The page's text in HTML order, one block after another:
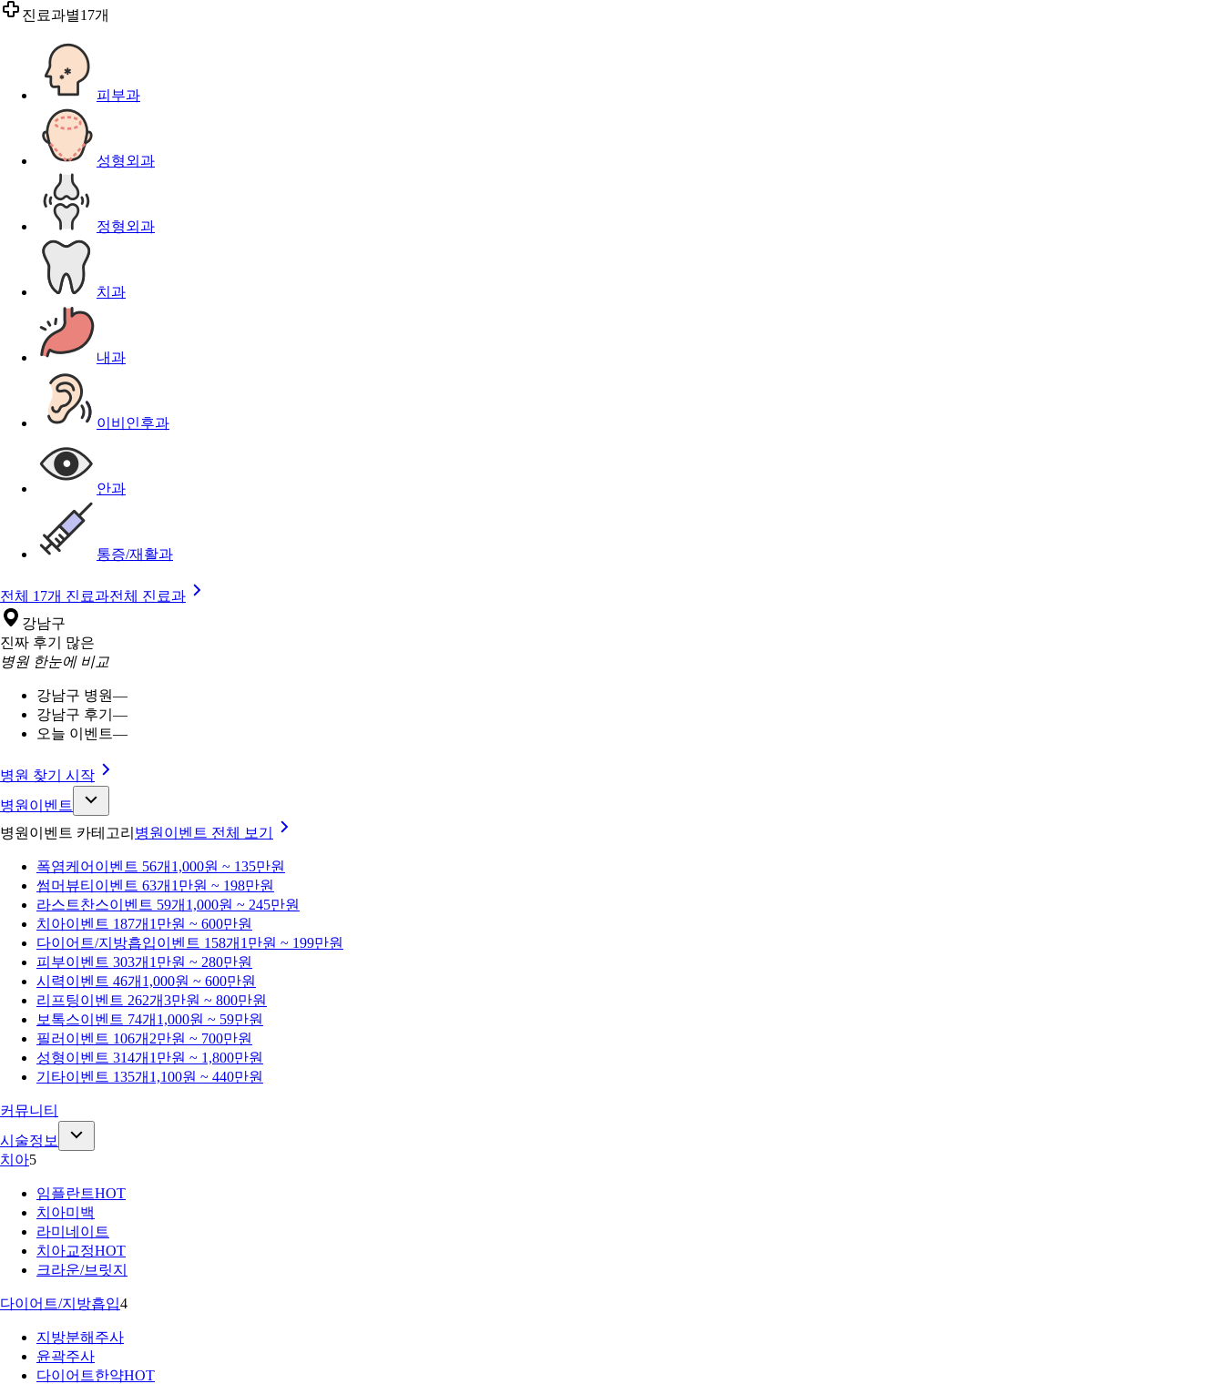
진료과별17개
피부과
성형외과
정형외과
치과
내과
이비인후과
안과
통증/재활과
전체 17개 진료과전체 진료과
강남구
진짜 후기 많은
병원 한눈에 비교
강남구 병원—
강남구 후기 —
오늘 이벤트—
병원 찾기 시작
병원이벤트
병원이벤트 카테고리 병원이벤트 전체 보기
폭염케어 이벤트 56개 1,000원 ~ 135만원
썸머뷰티 이벤트 63개 1만원 ~ 198만원
라스트찬스이벤트 59개 1,000원 ~ 245만원
치아이벤트 187개 1만원 ~ 600만원
다이어트/지방흡입이벤트 158개 1만원 ~ 199만원
피부이벤트 303개 1만원 ~ 280만원
시력이벤트 46개 1,000원 ~ 600만원
리프팅이벤트 262개3만원 ~ 800만원
보톡스이벤트 74개 1,000원 ~ 59만원
필러 이벤트 106개 2만원 ~ 700만원
성형이벤트 314개 1만원 ~ 1,800만원
기타이벤트 135개 1,100원 ~ 440만원
커뮤니티
시술정보
치아5
임플란트HOT
치아미백
라미네이트
치아교정HOT
크라운/브릿지
다이어트/지방흡입4
지방분해주사
윤곽주사
다이어트한약HOT